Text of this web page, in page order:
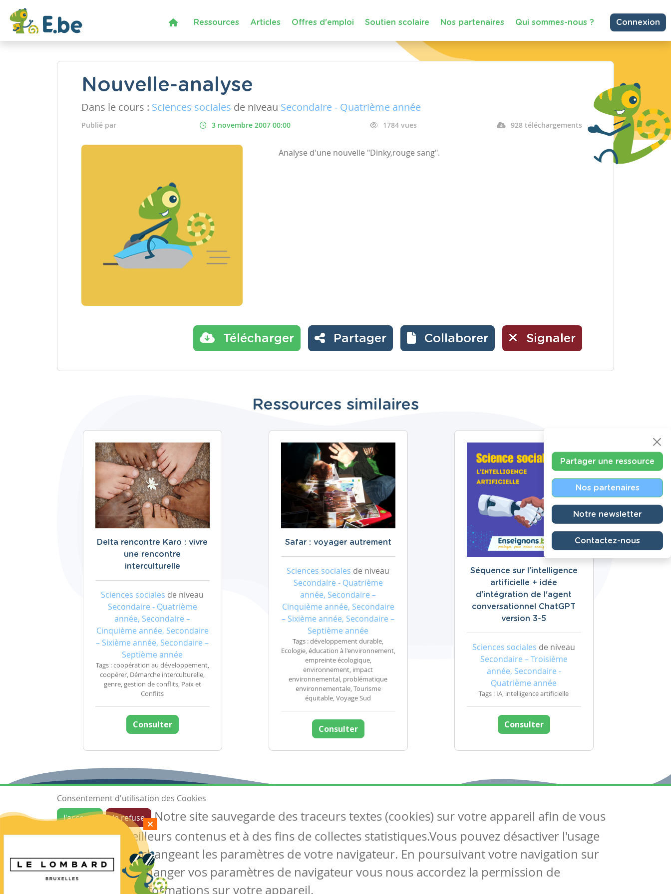
Ressources Articles Offres d'emploi Soutien scolaire Nos partenaires Qui sommes-nous ? Connexion
Nouvelle-analyse
Dans le cours : Sciences sociales de niveau Secondaire - Quatrième année
Publié par 3 novembre 2007 00:00 1784 vues 928 téléchargements
Analyse d'une nouvelle "Dinky,rouge sang".
Télécharger Partager Collaborer Signaler
Ressources similaires
Delta rencontre Karo : vivre
une rencontre
interculturelle
Sciences sociales de niveau
Secondaire - Quatrième
année, Secondaire –
Cinquième année, Secondaire
– Sixième année, Secondaire –
Septième année
Tags : coopération au développement,
coopérer, Démarche interculturelle,
genre, gestion de conflits, Paix et
Conflits
Consulter
Safar : voyager autrement
Sciences sociales de niveau
Secondaire - Quatrième
année, Secondaire –
Cinquième année, Secondaire
– Sixième année, Secondaire –
Septième année
Tags : développement durable,
Ecologie, éducation à l'environnement,
empreinte écologique,
environnement, impact
environnemental, problématique
environnementale, Tourisme
équitable, Voyage Sud
Consulter
Séquence sur l'intelligence
artificielle + idée
d'intégration de l'agent
conversationnel ChatGPT
version 3-5
Sciences sociales de niveau
Secondaire – Troisième
année, Secondaire -
Quatrième année
Tags : IA, intelligence artificielle
Consulter
Partager une ressource
Nos partenaires
Notre newsletter
Contactez-nous
Ressources
Les ressources
Créer une ressource
Mes ressources
Articles
Tous les articles
Articles DYS
Circulaires
Suivez-nous
Contactez-nous
Soutien scolaire
Consentement d'utilisation des Cookies
J'accepte
Je refuse
Notre site sauvegarde des traceurs textes (cookies) sur votre appareil afin de vous
garantir de meilleurs contenus et à des fins de collectes statistiques.Vous pouvez désactiver l'usage
des cookies en changeant les paramètres de votre navigateur. En poursuivant votre navigation sur
notre site sans changer vos paramètres de navigateur vous nous accordez la permission de
conserver des informations sur votre appareil.